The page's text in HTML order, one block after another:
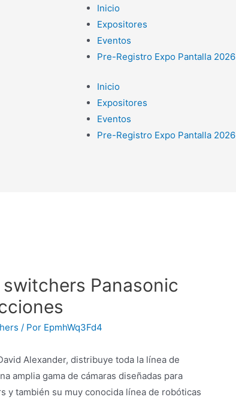
Inicio
Expositores
Eventos
Pre-Registro Expo Pantalla 2026
Inicio
Expositores
Eventos
Pre-Registro Expo Pantalla 2026
Panasonic
/ Por EpmhWq3Fd4
Alexander, distribuye toda la línea de
amplia gama de cámaras diseñadas para
y también su muy conocida línea de robóticas